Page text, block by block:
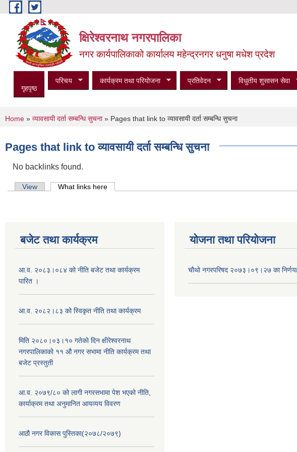
Skip to main content
क्षिरेश्वरनाथ नगरपालिका
नगर कार्यपालिकाको कार्यालय महेन्द्रनगर धनुषा मधेश प्रदेश
गृहपृष्ठ
परिचय कार्यक्रम तथा परियोजना प्रतिवेदन विधुतीय शुसासन सेवा
You are here
Home » व्यावसायी दर्ता सम्बन्धि सुचना» Pages that link to व्यावसायी दर्ता सम्बन्धि सुचना
Pages that link to व्यावसायी दर्ता सम्बन्धि सुचना
No backlinks found.
Primary tabs
View What links here
बजेट तथा कार्यक्रम
आ.व. २०८३।०८४ को नीति बजेट तथा कार्यक्रम
पारित ।
आ.व. २०८२।८३ को स्विकृत नीति तथा कार्यक्रम
मिति २०८०।०३।१० गतेकाे दिन क्षीरेश्वरनाथ
नगरपालिकाकाे ११ ‍औ नगर सभामा नीति कार्यक्रम तथा
बजेट प्रस्तुती
आ.व. २०७९/८० को लागी नगरसभामा पेश भएको नीति,
कार्याक्रम तथा अनुमानित आयव्यय विवरण
आठौ नगर विकास पुस्तिका(२०७८/२०७९)
योजना तथा परियोजना
चौथो नगरपरिषद २०७३।०९।२७ का